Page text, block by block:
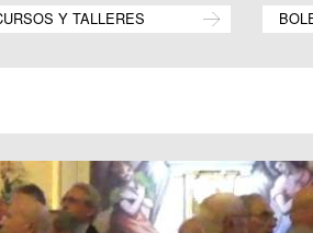
Y TALLERES